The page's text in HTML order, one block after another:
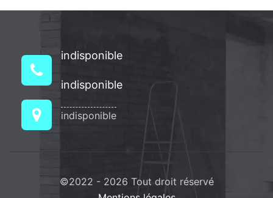
indisponible
indisponible
indisponible
©2022 - 2026 Tout droit réservé